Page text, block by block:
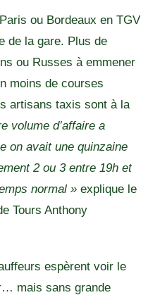
ou Bordeaux en TGV
de la gare. Plus de
ou Russes à emmener
moins de courses
artisans taxis sont à la
volume d’affaire a
on avait une quinzaine
2 ou 3 entre 19h et
normal » explique le
Tours Anthony
espèrent voir le
mais sans grande